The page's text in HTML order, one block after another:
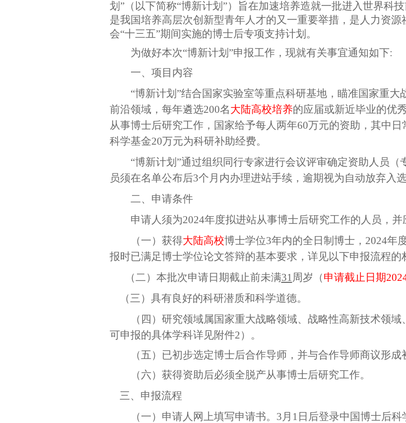
划”（以下简称“博新计划”）旨在加速培养造就一批进入世界科
是我国培养高层次创新型青年人才的又一重要举措，是人力资
会“十三五”期间实施的博士后专项支持计划。
为做好本次“博新计划”申报工作，现就有关事宜通知如下:
一、项目内容
“博新计划”结合国家实验室等重点科研基地，瞄准国家重
前沿领域，每年遴选200名大陆高校培养的应届或新近毕业的优
从事博士后研究工作，国家给予每人两年60万元的资助，其中日
科学基金20万元为科研补助经费。
“博新计划”通过组织同行专家进行会议评审确定资助人员（
员须在名单公布后3个月内办理进站手续，逾期视为自动放弃入选
二、申请条件
申请人须为2024年度拟进站从事博士后研究工作的人员，并
（一）获得大陆高校博士学位3年内的全日制博士， 2024年
报时已满足博士学位论文答辩的基本要求，详见以下申报流程的
（二）本批次申请日期截止前未满31周岁（申请截止日期
（三）具有良好的科研潜质和科学道德。
（四）研究领域属国家重大战略领域、战略性高新技术领
可申报的具体学科详见附件2）。
（五）已初步选定博士后合作导师，并与合作导师商议形成
（六）获得资助后必须全脱产从事博士后研究工作。
三、申报流程
（一） 申请人网上填写申请书。 3月 1 日后登录中国博士后